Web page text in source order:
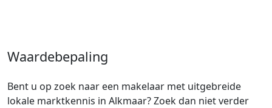
Waardebepaling
Bent u op zoek naar een makelaar met uitgebreide
lokale marktkennis in Alkmaar? Zoek dan niet verder